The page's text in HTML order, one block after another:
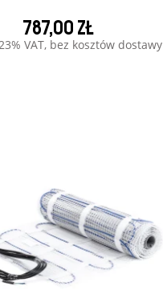
787,00 zł
VAT, bez kosztów dostawy